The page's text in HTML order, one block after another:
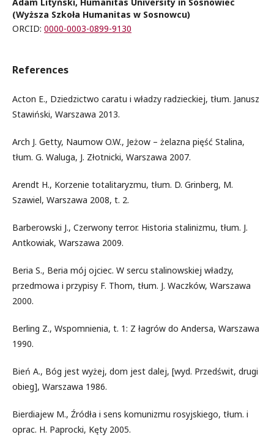
(Wyższa Szkoła Humanitas w Sosnowcu)
ORCID: 0000-0003-0899-9130
References
Acton E., Dziedzictwo caratu i władzy radzieckiej, tłum. Janusz
Stawiński, Warszawa 2013.
Arch J. Getty, Naumow O.W., Jeżow – żelazna pięść Stalina,
tłum. G. Waluga, J. Złotnicki, Warszawa 2007.
Arendt H., Korzenie totalitaryzmu, tłum. D. Grinberg, M.
Szawiel, Warszawa 2008, t. 2.
Barberowski J., Czerwony terror. Historia stalinizmu, tłum. J.
Antkowiak, Warszawa 2009.
Beria S., Beria mój ojciec. W sercu stalinowskiej władzy,
przedmowa i przypisy F. Thom, tłum. J. Waczków, Warszawa
2000.
Berling Z., Wspomnienia, t. 1: Z łagrów do Andersa, Warszawa
1990.
Bień A., Bóg jest wyżej, dom jest dalej, [wyd. Przedświt, drugi
obieg], Warszawa 1986.
Bierdiajew M., Źródła i sens komunizmu rosyjskiego, tłum. i
oprac. H. Paprocki, Kęty 2005.